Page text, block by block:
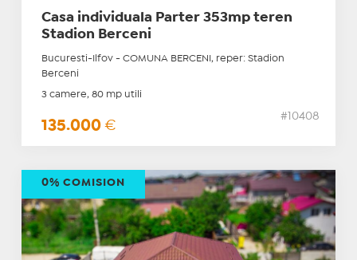
Casa individuala Parter 353mp teren
Stadion Berceni
Bucuresti-Ilfov - COMUNA BERCENI, reper: Stadion
Berceni
3 camere, 80 mp utili
135.000 €
#10408
0% COMISION